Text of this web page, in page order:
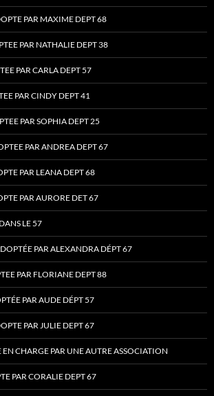
PAR MAXIME DEPT 68
PAR NATHALIE DEPT 38
PAR CARLA DEPT 57
PAR CINDY DEPT 41
PAR SOPHIA DEPT 25
PAR ANDREA DEPT 67
PAR LEANA DEPT 68
PAR AURORE DET 67
LE 57
PAR ALEXANDRA DÉPT 67
PAR FLORIANE DEPT 88
PAR AUDE DÉPT 57
PAR JULIE DEPT 67
EN CHARGE PAR UNE AUTRE ASSOCIATION
PAR CORALIE DEPT 67